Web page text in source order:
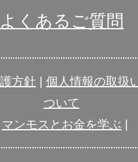
よくあるご質問
方針
個人情報の取扱
ついて
マンモスとお金を学ぶ